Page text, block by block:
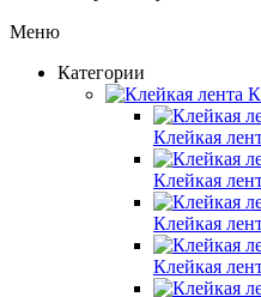
Меню
Категории
Клейкая
Клейкая
Клейкая
Клейкая